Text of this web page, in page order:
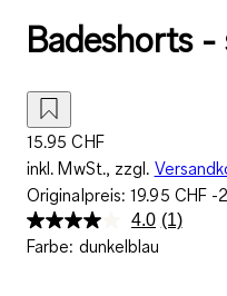
Badeshorts
15.95 CHF
inkl. MwSt., zzgl.
Originalpreis:19.95 CHF-
4.0 (1)
Farbe: dunkelblau